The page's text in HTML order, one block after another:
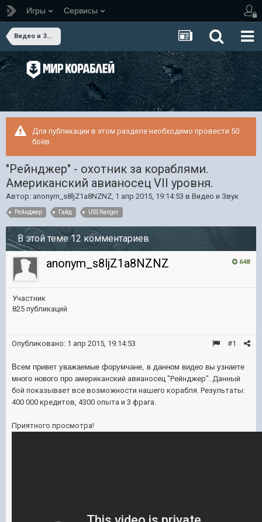
Игры Сервисы
Видео и Звук
Для публикации в этом разделе необходимо провести 50
боёв.
"Рейнджер" - охотник за кораблями.
Американский авианосец VII уровня.
Автор: anonym_s8ljZ1a8NZNZ, 1 апр 2015, 19:14:53 в Видео и Звук
Рейнджер Гайд USS Ranger
В этой теме 12 комментариев
648
anonym_s8ljZ1a8NZNZ
Участник
825 публикаций
#1
Опубликовано: 1 апр 2015, 19:14:53
Всем привет уважаемые форумчане, в данном видео вы узнаете
много нового про американский авианосец "Рейнджер". Данный
бой показывает все возможности нашего корабля. Результаты:
400 000 кредитов, 4300 опыта и 3 фрага.
Приятного просмотра!